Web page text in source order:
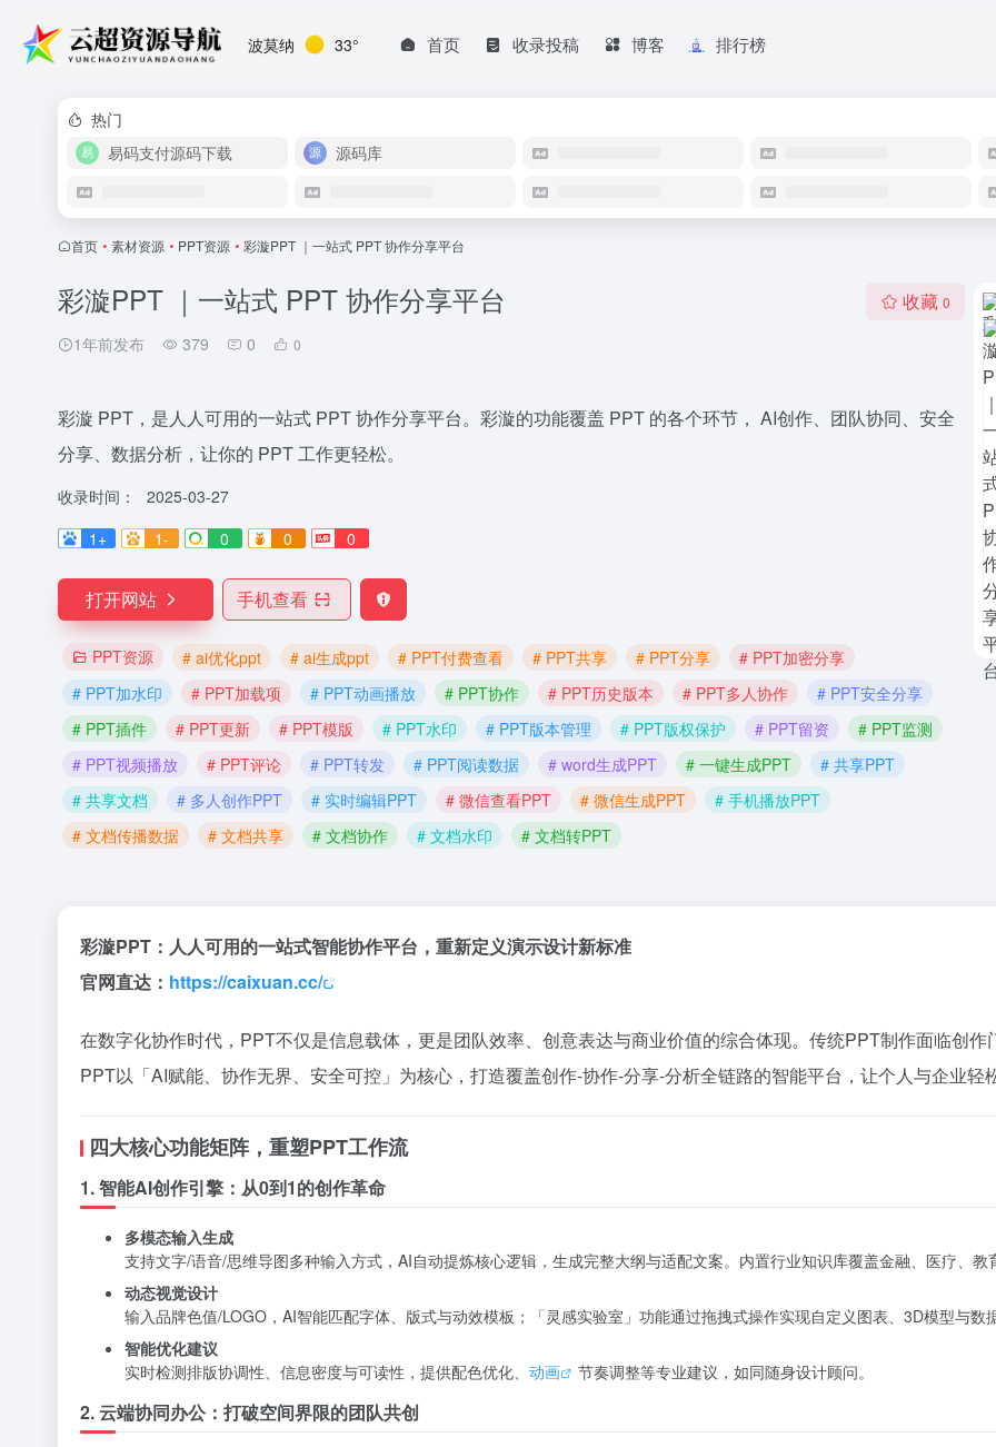
波莫纳 33° 首页 收录投稿 博客 排行榜
热门
易码支付源码下载
源码库
首页 • 素材资源 • PPT资源 • 彩漩PPT ｜一站式 PPT 协作分享平台
彩漩PPT ｜一站式 PPT 协作分享平台
1年前发布 379 0 0
收藏 0
彩漩 PPT，是人人可用的一站式 PPT 协作分享平台。彩漩的功能覆盖 PPT 的各个环节， AI创作、团队协同、安全
分享、数据分析，让你的 PPT 工作更轻松。
收录时间：
2025-03-27
1+
1- 0 0 0
打开网站 手机查看
PPT资源 # ai优化ppt # ai生成ppt # PPT付费查看 # PPT共享 # PPT分享
# PPT加密分享
# PPT加水印
# PPT加载项 # PPT动画播放 # PPT协作 # PPT历史版本 # PPT多人协作
# PPT安全分享
# PPT插件
# PPT更新 # PPT模版 # PPT水印 # PPT版本管理 # PPT版权保护 # PPT留资
# PPT监测
# PPT视频播放
# PPT评论 # PPT转发 # PPT阅读数据 # word生成PPT # 一键生成PPT
# 共享PPT
# 共享文档
# 多人创作PPT # 实时编辑PPT # 微信查看PPT # 微信生成PPT
# 手机播放PPT
# 文档传播数据
# 文档共享 # 文档协作 # 文档水印 # 文档转PPT
彩漩PPT：人人可用的一站式智能协作平台，重新定义演示设计新标准
官网直达： https://caixuan.cc/
在数字化协作时代，PPT不仅是信息载体，更是团队效率、创意表达与商业价值的综合体现。传统PPT制作面临创
PPT以「AI赋能、协作无界、安全可控」为核心，打造覆盖创作-协作-分享-分析全链路的智能平台，让个人与企业轻
四大核心功能矩阵，重塑PPT工作流
1. 智能AI创作引擎：从0到1的创作革命
多模态输入生成
支持文字/语音/思维导图多种输入方式，AI自动提炼核心逻辑，生成完整大纲与适配文案。内置行业知识库覆盖金融、医疗、教
动态视觉设计
输入品牌色值/LOGO，AI智能匹配字体、版式与动效模板；「灵感实验室」功能通过拖拽式操作实现自定义图表、3D模型与数
智能优化建议
实时检测排版协调性、信息密度与可读性，提供配色优化、 动画 节奏调整等专业建议，如同随身设计顾问。
2. 云端协同办公：打破空间界限的团队共创